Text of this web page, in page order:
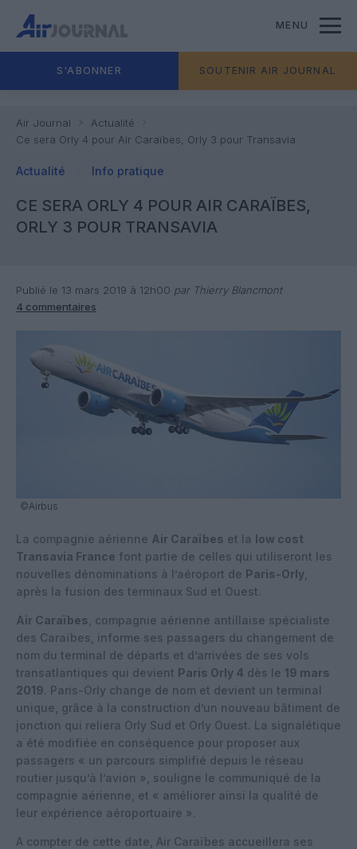
MENU
S'ABONNER SOUTENIR AIR JOURNAL
Air Journal
Actualité
Ce sera Orly 4 pour Air Caraïbes, Orly 3 pour Transavia
Actualité Info pratique
CE SERA ORLY 4 POUR AIR CARAÏBES,
ORLY 3 POUR TRANSAVIA
Publié le 13 mars 2019 à 12h00 par Thierry Blancmont
4 commentaires
©Airbus
La compagnie aérienne Air Caraïbes et la low cost
Transavia France font partie de celles qui utiliseront les
nouvelles dénominations à l’aéroport de Paris-Orly
après la fusion des terminaux Sud et Ouest.
Air Caraïbes , compagnie aérienne antillaise spécialiste
des Caraïbes, informe ses passagers du changement de
nom du terminal de départs et d’arrivées de ses vols
transatlantiques qui devient Paris Orly 4 dès le 19 mars
2019. Paris-Orly change de nom et devient un terminal
unique, grâce à la construction d’un nouveau bâtiment de
jonction qui reliera Orly Sud et Orly Ouest. La signalétique
a été modifiée en conséquence pour proposer aux
passagers « un parcours simplifié depuis le réseau
routier jusqu’à l’avion », souligne le communiqué de la
compagnie aérienne, et « améliorer ainsi la qualité de
leur expérience aéroportuaire ».
A compter de cette date, Air Caraïbes accueillera ses